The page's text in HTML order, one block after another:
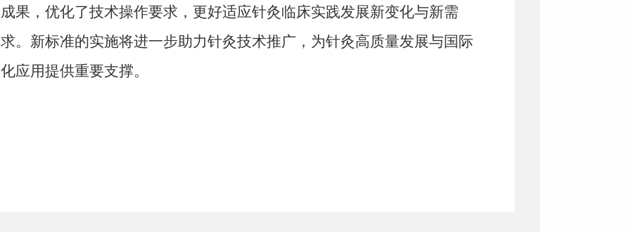
成果，优化了技术操作要求，更好适应针灸临床实践发展新变化与新需
求。新标准的实施将进一步助力针灸技术推广，为针灸高质量发展与国际
化应用提供重要支撑。